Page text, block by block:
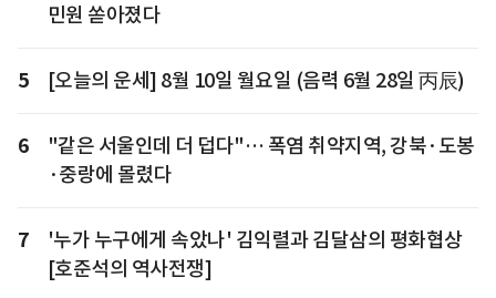
민원 쏟아졌다
5 [오늘의 운세] 8월 10일 월요일 (음력 6월 28일 丙辰)
6
"같은 서울인데 더 덥다"… 폭염 취약지역, 강북·도봉
·중랑에 몰렸다
7
'누가 누구에게 속았나' 김익렬과 김달삼의 평화협상
[호준석의 역사전쟁]